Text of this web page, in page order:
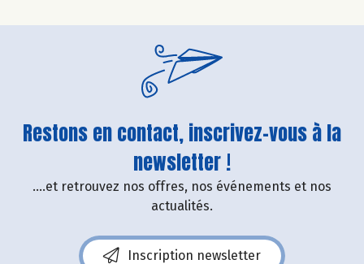
Restons en contact, inscrivez-vous à la
newsletter !
....et retrouvez nos offres, nos événements et nos
actualités.
Inscription newsletter